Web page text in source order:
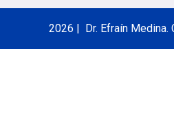
2026 | Dr. Efraín Medina.